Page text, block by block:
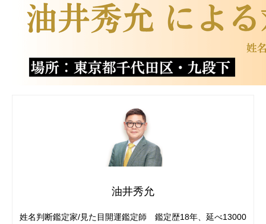
油井秀允
姓名判断鑑定家/見た目開運鑑定師 鑑定歴18年、延べ13000